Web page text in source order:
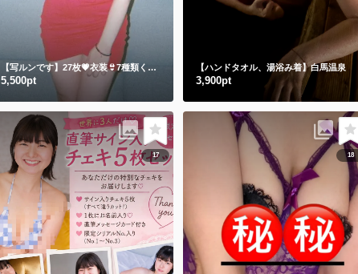
【写ルンです】27枚💗衣装👙7種類くらい
5,500pt
【ハンドタオル、湯浴み着】白馬温泉
3,900pt
17 18